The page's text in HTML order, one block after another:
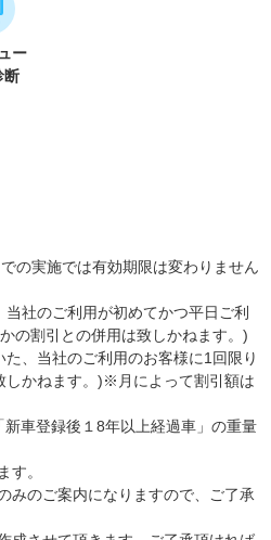
ー
断
の実施では有効期限は変わりません
社のご利用が初めてかつ平日ご利
の割引との併用は致しかねます。)
、当社のご利用のお客様に1回限り
しかねます。)※月によって割引額は
車登録後１8年以上経過車」の重量
す。
みのご案内になりますので、ご了承